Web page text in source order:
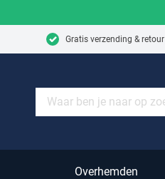
Gratis verzending & retour
Overhemden